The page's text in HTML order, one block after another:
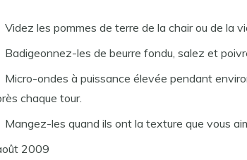
Videz les pommes de terre de la chair ou de la
Badigeonnez-les de beurre fondu, salez et
Micro-ondes à puissance élevée pendant
chaque tour.
Mangez-les quand ils ont la texture que vous
2009